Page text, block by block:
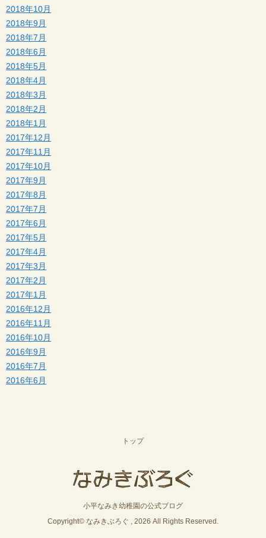
2018年10月
2018年9月
2018年7月
2018年6月
2018年5月
2018年4月
2018年3月
2018年2月
2018年1月
2017年12月
2017年11月
2017年10月
2017年9月
2017年8月
2017年7月
2017年6月
2017年5月
2017年4月
2017年3月
2017年2月
2017年1月
2016年12月
2016年11月
2016年10月
2016年9月
2016年7月
2016年6月
トップ
小平なみき幼稚園の公式ブログ
Copyright© なみきぶろぐ , 2026 All Rights Reserved.